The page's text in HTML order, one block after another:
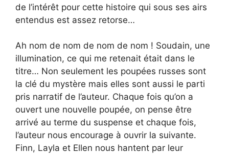
de l’intérêt pour cette histoire qui sous ses airs
entendus est assez retorse…
Ah nom de nom de nom de nom ! Soudain, une
illumination, ce qui me retenait était dans le
titre… Non seulement les poupées russes sont
la clé du mystère mais elles sont aussi le parti
pris narratif de l’auteur. Chaque fois qu’on a
ouvert une nouvelle poupée, on pense être
arrivé au terme du suspense et chaque fois,
l’auteur nous encourage à ouvrir la suivante.
Finn, Layla et Ellen nous hantent par leur